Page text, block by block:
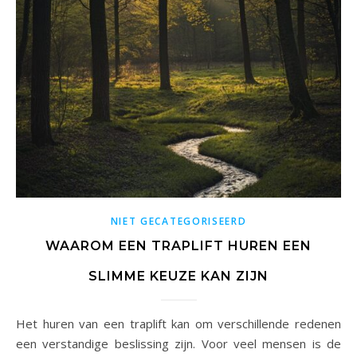
NIET GECATEGORISEERD
WAAROM EEN TRAPLIFT HUREN EEN
SLIMME KEUZE KAN ZIJN
Het huren van een traplift kan om verschillende redenen
een verstandige beslissing zijn. Voor veel mensen is de